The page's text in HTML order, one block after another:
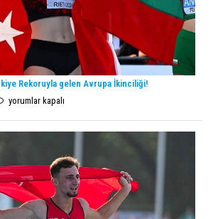
Rekoruyla gelen Avrupa İkinciliği!
Eylül
Türkiye
gelen
Avrupa
İkinciliği!
yorumlar kapalı